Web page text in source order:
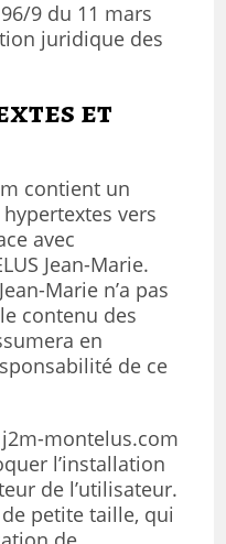
9 du 11 mars
juridique des
et
contient un
vers
avec
Jean-Marie.
Marie n’a pas
contenu des
en
de ce
montelus.com
l’installation
de l’utilisateur.
petite taille, qui